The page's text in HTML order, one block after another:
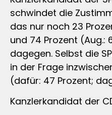
schwindet die
das nur noch 23
und 74 Prozent (Aug.:
dagegen. Selbst die
in der Frage
(dafür: 47 Prozent;
Kanzlerkandidat der